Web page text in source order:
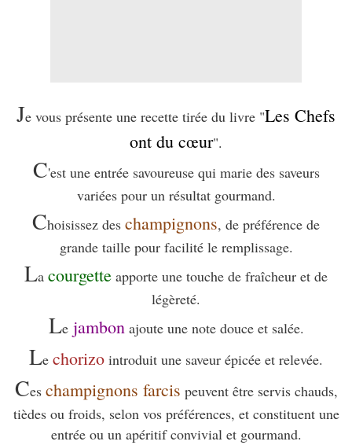
Je vous présente une recette tirée du livre "Les Chefs
ont du cœur".
C'est une entrée savoureuse qui marie des saveurs
variées pour un résultat gourmand.
Choisissez des champignons, de préférence de
grande taille pour facilité le remplissage.
La courgette apporte une touche de fraîcheur et de
légèreté.
Lejambonajoute une note douce et salée.
Le chorizo introduit une saveur épicée et relevée.
Ces champignons farcis peuvent être servis chauds,
tièdes ou froids, selon vos préférences, et constituent une
entrée ou un apéritif convivial et gourmand.